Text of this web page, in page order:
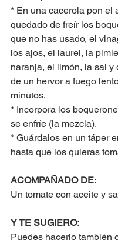
* En una cacerola pon el
quedado de freír los
que no has usado, el
los ajos, el laurel, la
naranja, el limón, la sal y
de un hervor a fuego
minutos.
* Incorpora los
se enfríe (la mezcla).
* Guárdalos en un táper
hasta que los quieras
ACOMPAÑADO DE:
Un tomate con aceite y
Y TE SUGIERO:
Puedes hacerlo también